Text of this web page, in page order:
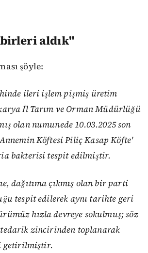
aldık"
şöyle:
ileri işlem pişmiş üretim
İl Tarım ve Orman Müdürlüğü
olan numunede 10.03.2025 son
Köftesi Piliç Kasap Köfte'
bakterisi tespit edilmiştir.
dağıtıma çıkmış olan bir parti
tespit edilerek aynı tarihte geri
hızla devreye sokulmuş; söz
zincirinden toplanarak
getirilmiştir.